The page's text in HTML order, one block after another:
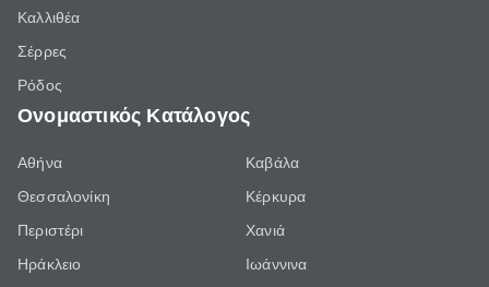
Καλλιθέα
Σέρρες
Ρόδος
Ονομαστικός Κατάλογος
Αθήνα
Θεσσαλονίκη
Περιστέρι
Ηράκλειο
Καβάλα
Κέρκυρα
Χανιά
Ιωάννινα